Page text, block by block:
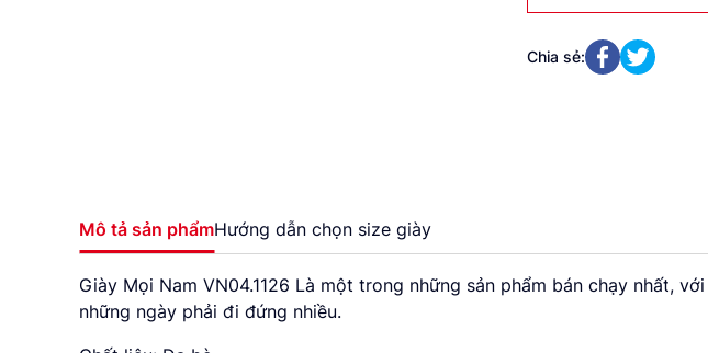
VN04.1126
quantity
Chia sẻ:
Mô tả sản phẩmHướng dẫn chọn size giày
Giày Mọi Nam VN04.1126 Là một trong những sản phẩm bán chạy nhất,
những ngày phải đi đứng nhiều.